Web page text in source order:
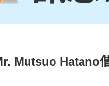
Mutsuo Hatano